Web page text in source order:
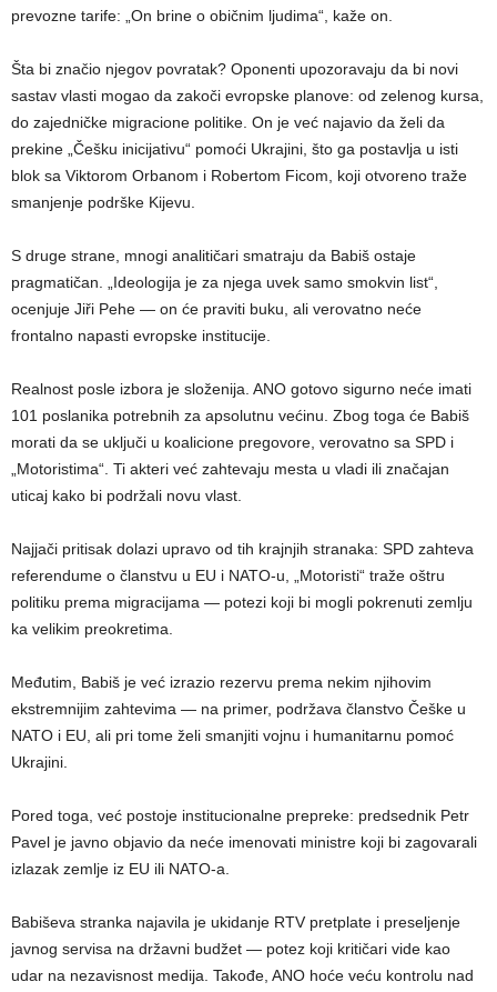
prevozne tarife: „On brine o običnim ljudima“, kaže on.
Šta bi značio njegov povratak? Oponenti upozoravaju da bi novi
sastav vlasti mogao da zakoči evropske planove: od zelenog kursa,
do zajedničke migracione politike. On je već najavio da želi da
prekine „Češku inicijativu“ pomoći Ukrajini, što ga postavlja u isti
blok sa Viktorom Orbanom i Robertom Ficom, koji otvoreno traže
smanjenje podrške Kijevu.
S druge strane, mnogi analitičari smatraju da Babiš ostaje
pragmatičan. „Ideologija je za njega uvek samo smokvin list“,
ocenjuje Jiři Pehe — on će praviti buku, ali verovatno neće
frontalno napasti evropske institucije.
Realnost posle izbora je složenija. ANO gotovo sigurno neće imati
101 poslanika potrebnih za apsolutnu većinu. Zbog toga će Babiš
morati da se uključi u koalicione pregovore, verovatno sa SPD i
„Motoristima“. Ti akteri već zahtevaju mesta u vladi ili značajan
uticaj kako bi podržali novu vlast.
Najjači pritisak dolazi upravo od tih krajnjih stranaka: SPD zahteva
referendume o članstvu u EU i NATO-u, „Motoristi“ traže oštru
politiku prema migracijama — potezi koji bi mogli pokrenuti zemlju
ka velikim preokretima.
Međutim, Babiš je već izrazio rezervu prema nekim njihovim
ekstremnijim zahtevima — na primer, podržava članstvo Češke u
NATO i EU, ali pri tome želi smanjiti vojnu i humanitarnu pomoć
Ukrajini.
Pored toga, već postoje institucionalne prepreke: predsednik Petr
Pavel je javno objavio da neće imenovati ministre koji bi zagovarali
izlazak zemlje iz EU ili NATO-a.
Babiševa stranka najavila je ukidanje RTV pretplate i preseljenje
javnog servisa na državni budžet — potez koji kritičari vide kao
udar na nezavisnost medija. Takođe, ANO hoće veću kontrolu nad